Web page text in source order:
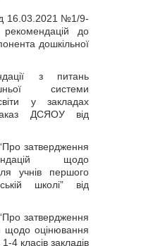
16.03.2021 №1/9-
до
дошкільної
з питань
системи
у закладах
ДСЯОУ від
затвердження
щодо
учнів першого
школі” від
затвердження
щодо оцінювання
4 класів закладів